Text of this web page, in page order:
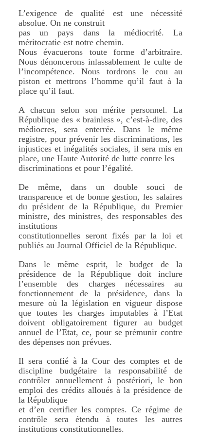
L’exigence de qualité est une nécessité
absolue. On ne construit
pas un pays dans la médiocrité. La
méritocratie est notre chemin.
Nous évacuerons toute forme d’arbitraire.
Nous dénoncerons inlassablement le culte de
l’incompétence. Nous tordrons le cou au
piston et mettrons l’homme qu’il faut à la
place qu’il faut.
A chacun selon son mérite personnel. La
République des « brainless », c’est-à-dire, des
médiocres, sera enterrée. Dans le même
registre, pour prévenir les discriminations, les
injustices et inégalités sociales, il sera mis en
place, une Haute Autorité de lutte contre les
discriminations et pour l’égalité.
De même, dans un double souci de
transparence et de bonne gestion, les salaires
du président de la République, du Premier
ministre, des ministres, des responsables des
institutions
constitutionnelles seront fixés par la loi et
publiés au Journal Officiel de la République.
Dans le même esprit, le budget de la
présidence de la République doit inclure
l’ensemble des charges nécessaires au
fonctionnement de la présidence, dans la
mesure où la législation en vigueur dispose
que toutes les charges imputables à l’Etat
doivent obligatoirement figurer au budget
annuel de l’Etat, ce, pour se prémunir contre
des dépenses non prévues.
Il sera confié à la Cour des comptes et de
discipline budgétaire la responsabilité de
contrôler annuellement à postériori, le bon
emploi des crédits alloués à la présidence de
la République
et d’en certifier les comptes. Ce régime de
contrôle sera étendu à toutes les autres
institutions constitutionnelles.